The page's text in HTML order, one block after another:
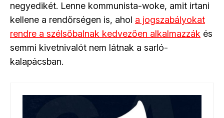
negyedikét. Lenne kommunista-woke, amit irtani
kellene a rendőrségen is, ahol a jogszabályokat
rendre a szélsőbalnak kedvezően alkalmazzák és
semmi kivetnivalót nem látnak a sarló-
kalapácsban.